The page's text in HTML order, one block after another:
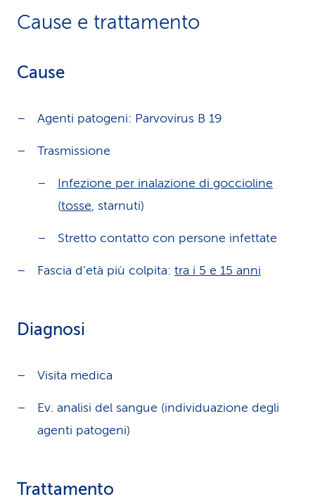
Cause e trattamento
Cause
Agenti patogeni: Parvovirus B 19
Trasmissione
Infezione per inalazione di goccioline
(tosse, starnuti)
Stretto contatto con persone infettate
Fascia d’età più colpita: tra i 5 e 15 anni
Diagnosi
Visita medica
Ev. analisi del sangue (individuazione degli
agenti patogeni)
Trattamento